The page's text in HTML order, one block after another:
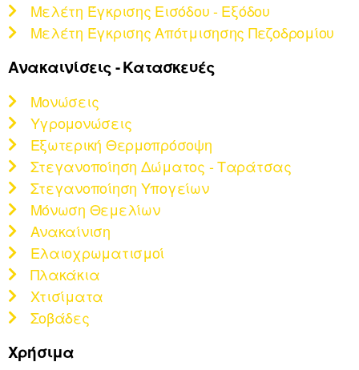
Μελέτη Έγκρισης Εισόδου - Εξόδου
Μελέτη Έγκρισης Απότμισησης Πεζοδρομίου
Ανακαινίσεις - Κατασκευές
Μονώσεις
Υγρομονώσεις
Εξωτερική Θερμοπρόσοψη
Στεγανοποίηση Δώματος - Ταράτσας
Στεγανοποίηση Υπογείων
Μόνωση Θεμελίων
Ανακαίνιση
Ελαιοχρωματισμοί
Πλακάκια
Χτισίματα
Σοβάδες
Χρήσιμα